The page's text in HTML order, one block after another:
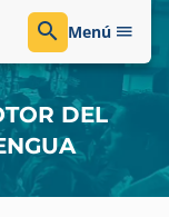
Menú
DEL